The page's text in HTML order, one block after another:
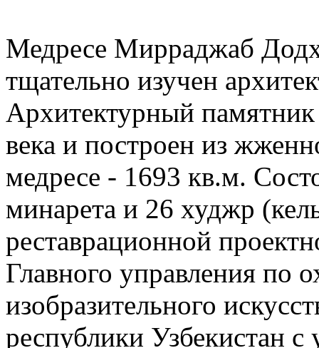
Медресе Мирраджаб
тщательно изучен
Архитектурный
века и построен из
медресе - 1693 кв.м.
минарета и 26 худжр
реставрационной
Главного управления по
изобразительного
республики Узбекистан